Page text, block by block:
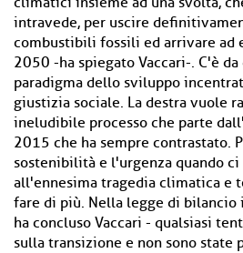
intravede, per uscire
combustibili fossili ed arrivare ad
2050 -ha spiegato Vaccari-. C'è
paradigma dello sviluppo
giustizia sociale. La destra vuole
ineludibile processo che parte
2015 che ha sempre contrastato.
sostenibilità e l'urgenza quando
all'ennesima tragedia climatica e
fare di più. Nella legge di bilancio
ha concluso Vaccari - qualsiasi
sulla transizione e non sono state